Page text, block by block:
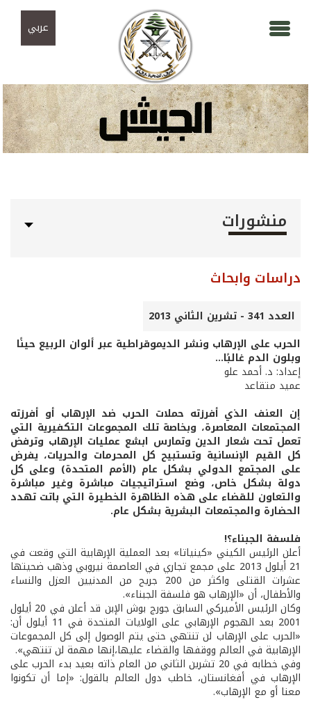
عربي
منشورات
دراسات وابحاث
العدد 341 - تشرين الثاني 2013
الحرب على الإرهاب ونشر الديموقراطية عبر ألوان الربيع حينًا
وبلون الدم غالبًا...
إعداد: د. أحمد علو
عميد متقاعد
إن العنف الذي أفرزته حملات الحرب ضد الإرهاب أو أفرزته
المجتمعات المعاصرة، وبخاصة تلك المجموعات التكفيرية التي
تعمل تحت شعار الدين وتمارس ابشع عمليات الإرهاب وترفض
كل القيم الإنسانية وتستبيح كل المحرمات والحريات، يفرض
على المجتمع الدولي بشكل عام (الأمم المتحدة) وعلى كل
دولة بشكل خاص، وضع استراتيجيات مباشرة وغير مباشرة
والتعاون للقضاء على هذه الظاهرة الخطيرة التي باتت تهدد
الحضارة والمجتمعات البشرية بشكل عام.
فلسفة الجبناء؟!
أعلن الرئيس الكيني «كينياتا» بعد العملية الإرهابية التي وقعت في
21 أيلول 2013 على مجمع تجاري في العاصمة نيروبي وذهب ضحيتها
عشرات القتلى واكثر من 200 جريح من المدنيين العزل والنساء
والأطفال، أن «الإرهاب هو فلسفة الجبناء».
وكان الرئيس الأميركي السابق جورج بوش الإبن قد أعلن في 20 أيلول
2001 بعد الهجوم الإرهابي على الولايات المتحدة في 11 أيلول أن:
«الحرب على الإرهاب لن تنتهي حتى يتم الوصول إلى كل المجموعات
الإرهابية في العالم ووقفها والقضاء عليها،إنها مهمة لن تنتهي».
وفي خطابه في 20 تشرين الثاني من العام ذاته بعيد بدء الحرب على
الإرهاب في أفغانستان، خاطب دول العالم بالقول: «إما أن تكونوا
معنا أو مع الإرهاب».